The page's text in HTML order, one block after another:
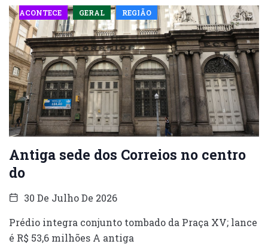
ACONTECE GERAL REGIÃO
Antiga sede dos Correios no centro
do
30 De Julho De 2026
Prédio integra conjunto tombado da Praça XV; lance
é R$ 53,6 milhões A antiga